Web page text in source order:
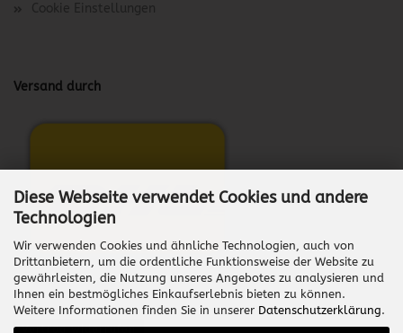
Diese Webseite verwendet Cookies und andere
Technologien
Wir verwenden Cookies und ähnliche Technologien, auch von
Drittanbietern, um die ordentliche Funktionsweise der Website zu
gewährleisten, die Nutzung unseres Angebotes zu analysieren und
Ihnen ein bestmögliches Einkaufserlebnis bieten zu können.
Weitere Informationen finden Sie in unserer Datenschutzerklärung.
Cookie Einstellungen
Versand durch
Vertrag widerrufen